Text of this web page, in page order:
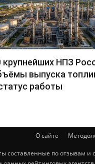
крупнейших НПЗ
выпуска
работы
О сайте
составленные по